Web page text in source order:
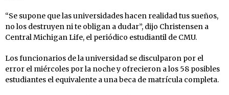
“Se supone que las universidades hacen realidad tus sueños,
no los destruyen ni te obligan a dudar”, dijo Christensen a
Central Michigan Life, el periódico estudiantil de CMU.
Los funcionarios de la universidad se disculparon por el
error el miércoles por la noche y ofrecieron a los 58 posibles
estudiantes el equivalente a una beca de matrícula completa.